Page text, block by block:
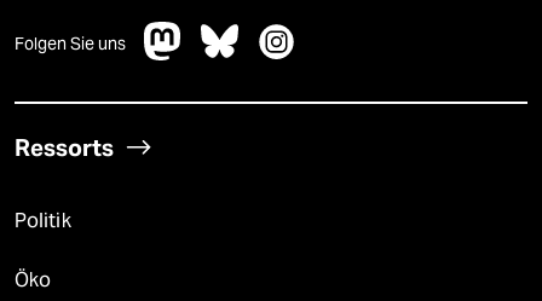
Folgen Sie uns
Ressorts
Politik
Öko